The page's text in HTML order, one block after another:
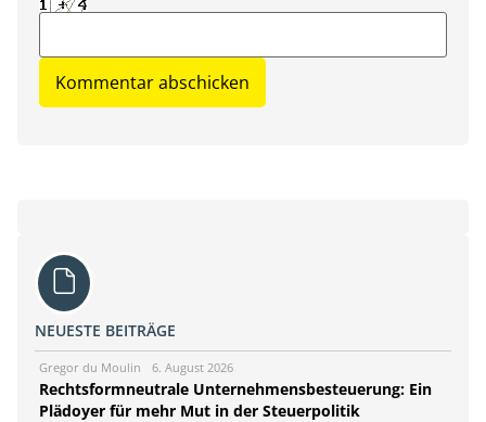
NEUESTE BEITRÄGE
Gregor du Moulin 6. August 2026
Rechtsformneutrale Unternehmensbesteuerung: Ein
Plädoyer für mehr Mut in der Steuerpolitik